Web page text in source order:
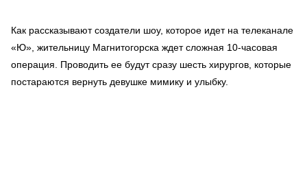
Как рассказывают создатели шоу, которое идет на телеканале
«Ю», жительницу Магнитогорска ждет сложная 10-часовая
операция. Проводить ее будут сразу шесть хирургов, которые
постараются вернуть девушке мимику и улыбку.